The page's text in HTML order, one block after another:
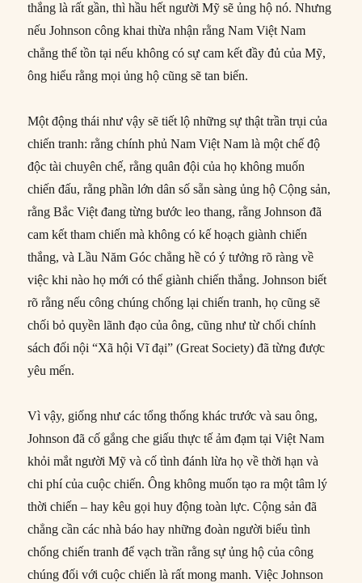
thắng là rất gần, thì hầu hết người Mỹ sẽ ủng hộ nó. Nhưng
nếu Johnson công khai thừa nhận rằng Nam Việt Nam
chẳng thể tồn tại nếu không có sự cam kết đầy đủ của Mỹ,
ông hiểu rằng mọi ủng hộ cũng sẽ tan biến.
Một động thái như vậy sẽ tiết lộ những sự thật trần trụi của
chiến tranh: rằng chính phủ Nam Việt Nam là một chế độ
độc tài chuyên chế, rằng quân đội của họ không muốn
chiến đấu, rằng phần lớn dân số sẵn sàng ủng hộ Cộng sản,
rằng Bắc Việt đang từng bước leo thang, rằng Johnson đã
cam kết tham chiến mà không có kế hoạch giành chiến
thắng, và Lầu Năm Góc chẳng hề có ý tưởng rõ ràng về
việc khi nào họ mới có thể giành chiến thắng. Johnson biết
rõ rằng nếu công chúng chống lại chiến tranh, họ cũng sẽ
chối bỏ quyền lãnh đạo của ông, cũng như từ chối chính
sách đối nội “Xã hội Vĩ đại” (Great Society) đã từng được
yêu mến.
Vì vậy, giống như các tổng thống khác trước và sau ông,
Johnson đã cố gắng che giấu thực tế ảm đạm tại Việt Nam
khỏi mắt người Mỹ và cố tình đánh lừa họ về thời hạn và
chi phí của cuộc chiến. Ông không muốn tạo ra một tâm lý
thời chiến – hay kêu gọi huy động toàn lực. Cộng sản đã
chẳng cần các nhà báo hay những đoàn người biểu tình
chống chiến tranh để vạch trần rằng sự ủng hộ của công
chúng đối với cuộc chiến là rất mong manh. Việc Johnson